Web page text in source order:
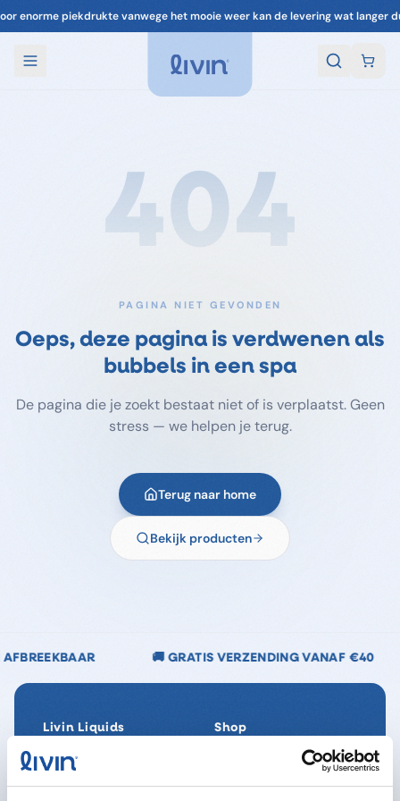
enorme piekdrukte vanwege het mooie weer kan de levering wat langer
404
PAGINA NIET GEVONDEN
Oeps, deze pagina is verdwenen als
bubbels in een spa
De pagina die je zoekt bestaat niet of is verplaatst. Geen
stress — we helpen je terug.
Terug naar home
Bekijk producten
🚚 GRATIS VERZENDING VANAF €40 🌿
Livin Liquids
Ons verhaal
Onze Impact
Shop
SpaReady